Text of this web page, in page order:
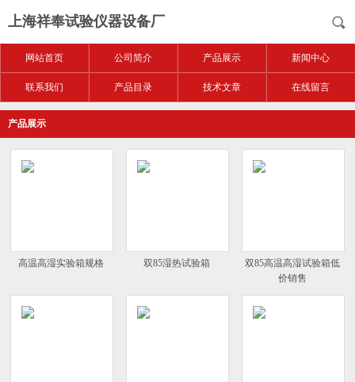
上海祥奉试验仪器设备厂
网站首页 公司简介 产品展示 新闻中心
联系我们 产品目录 技术文章 在线留言
产品展示
高温高湿实验箱规格 双85湿热试验箱
双85高温高湿试验箱低
价销售